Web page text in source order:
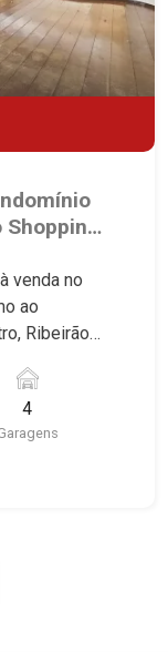
Shopping
venda no
ao
Ribeirão
2 suítes e
2000!
4